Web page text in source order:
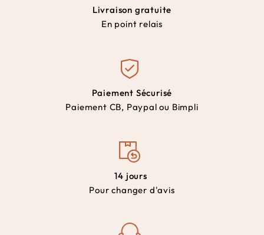
Livraison gratuite
En point relais
Paiement Sécurisé
Paiement CB, Paypal ou Bimpli
14 jours
Pour changer d'avis